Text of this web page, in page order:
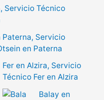
Servicio Técnico
Paterna, Servicio
en Paterna
Fer en Alzira, Servicio
Técnico Fer en Alzira
Balay en